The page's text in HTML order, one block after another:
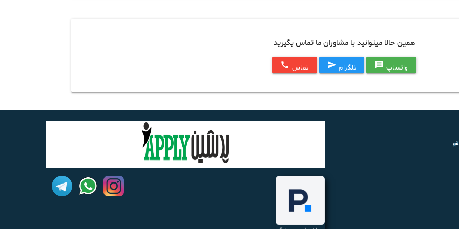
همین حالا میتوانید با مشاوران ما تماس بگیرید
واتساپ message تلگرام send تماس call